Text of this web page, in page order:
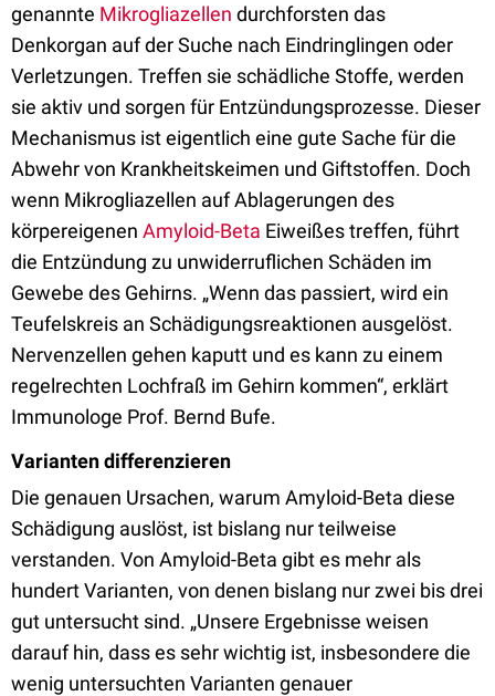
genannte Mikrogliazellen durchforsten das
Denkorgan auf der Suche nach Eindringlingen oder
Verletzungen. Treffen sie schädliche Stoffe, werden
sie aktiv und sorgen für Entzündungsprozesse. Dieser
Mechanismus ist eigentlich eine gute Sache für die
Abwehr von Krankheitskeimen und Giftstoffen. Doch
wenn Mikrogliazellen auf Ablagerungen des
körpereigenen Amyloid-Beta Eiweißes treffen, führt
die Entzündung zu unwiderruflichen Schäden im
Gewebe des Gehirns. „Wenn das passiert, wird ein
Teufelskreis an Schädigungsreaktionen ausgelöst.
Nervenzellen gehen kaputt und es kann zu einem
regelrechten Lochfraß im Gehirn kommen“, erklärt
Immunologe Prof. Bernd Bufe.
Varianten differenzieren
Die genauen Ursachen, warum Amyloid-Beta diese
Schädigung auslöst, ist bislang nur teilweise
verstanden. Von Amyloid-Beta gibt es mehr als
hundert Varianten, von denen bislang nur zwei bis drei
gut untersucht sind. „Unsere Ergebnisse weisen
darauf hin, dass es sehr wichtig ist, insbesondere die
wenig untersuchten Varianten genauer